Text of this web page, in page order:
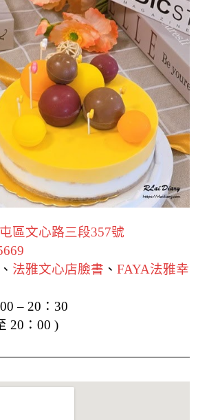
區文心路三段357號
、 法雅文心店臉書 、 FAYA法雅幸
– 20：30
20：00 )